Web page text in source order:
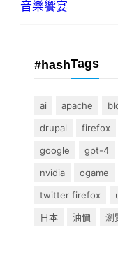
音樂饗宴
#hashTags
ai apache
drupal
firefox
google
gpt-4
nvidia
ogame
twitter firefox
日本
油價 瀏